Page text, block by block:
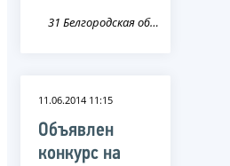
31 Белгородская область
11.06.2014 11:15
Объявлен
конкурс на